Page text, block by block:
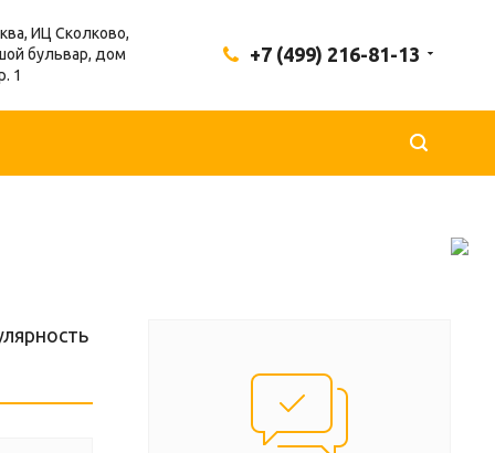
+7 (499) 216-81-13
ИЦ Сколково,
бульвар, дом
1